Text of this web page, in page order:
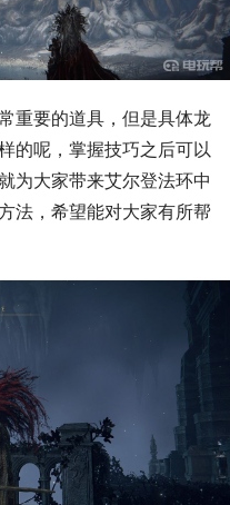
重要的道具，但是具体龙
的呢，掌握技巧之后可以
为大家带来艾尔登法环中
法，希望能对大家有所帮